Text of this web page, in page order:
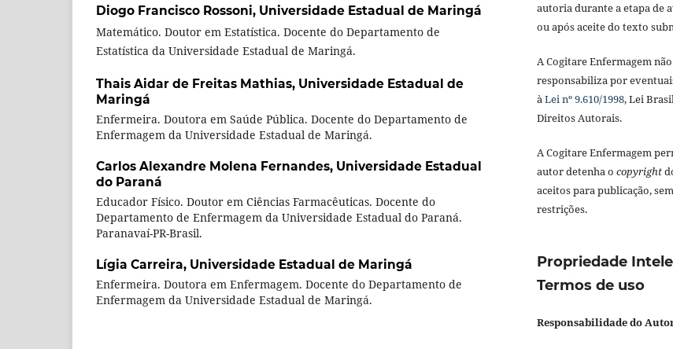
Diogo Francisco Rossoni, Universidade Estadual de Maringá
Matemático. Doutor em Estatística. Docente do Departamento de
Estatística da Universidade Estadual de Maringá.
Thais Aidar de Freitas Mathias, Universidade Estadual de
Maringá
Enfermeira. Doutora em Saúde Pública. Docente do Departamento de
Enfermagem da Universidade Estadual de Maringá.
Carlos Alexandre Molena Fernandes, Universidade Estadual
do Paraná
Educador Físico. Doutor em Ciências Farmacêuticas. Docente do
Departamento de Enfermagem da Universidade Estadual do Paraná.
Paranavaí-PR-Brasil.
Lígia Carreira, Universidade Estadual de Maringá
Enfermeira. Doutora em Enfermagem. Docente do Departamento de
Enfermagem da Universidade Estadual de Maringá.
autoria durante a etapa de
ou após aceite do texto
A Cogitare Enfermagem
responsabiliza por
àLei nº 9.610/1998, Lei
Direitos Autorais.
A Cogitare Enfermagem
autor detenha o copyright
aceitos para publicação, sem
restrições.
Propriedade
Termos de uso
Responsabilidade do